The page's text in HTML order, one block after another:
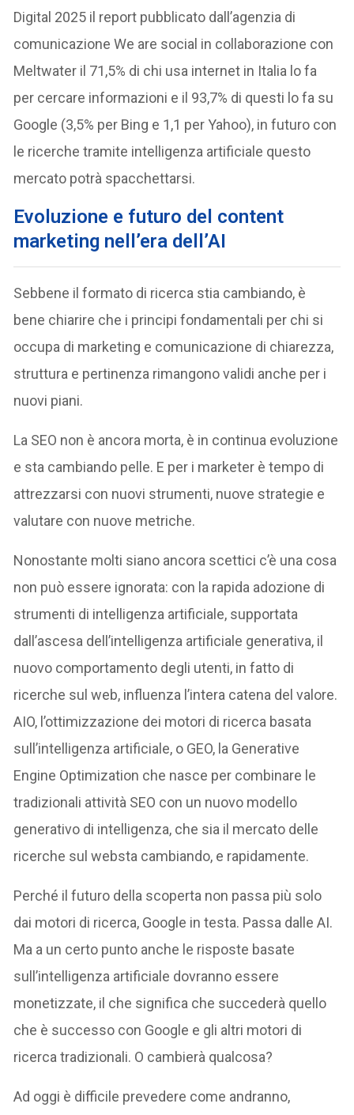
Digital 2025 il report pubblicato dall’agenzia di
comunicazione We are social in collaborazione con
Meltwater il 71,5% di chi usa internet in Italia lo fa
per cercare informazioni e il 93,7% di questi lo fa su
Google (3,5% per Bing e 1,1 per Yahoo), in futuro con
le ricerche tramite intelligenza artificiale questo
mercato potrà spacchettarsi.
Evoluzione e futuro del content
marketing nell’era dell’AI
Sebbene il formato di ricerca stia cambiando, è
bene chiarire che i principi fondamentali per chi si
occupa di marketing e comunicazione di chiarezza,
struttura e pertinenza rimangono validi anche per i
nuovi piani.
La SEO non è ancora morta, è in continua evoluzione
e sta cambiando pelle. E per i marketer è tempo di
attrezzarsi con nuovi strumenti, nuove strategie e
valutare con nuove metriche.
Nonostante molti siano ancora scettici c’è una cosa
non può essere ignorata: con la rapida adozione di
strumenti di intelligenza artificiale, supportata
dall’ascesa dell’intelligenza artificiale generativa, il
nuovo comportamento degli utenti, in fatto di
ricerche sul web, influenza l’intera catena del valore.
AIO, l’ottimizzazione dei motori di ricerca basata
sull’intelligenza artificiale, o GEO, la Generative
Engine Optimization che nasce per combinare le
tradizionali attività SEO con un nuovo modello
generativo di intelligenza, che sia il mercato delle
ricerche sul websta cambiando, e rapidamente.
Perché il futuro della scoperta non passa più solo
dai motori di ricerca, Google in testa. Passa dalle AI.
Ma a un certo punto anche le risposte basate
sull’intelligenza artificiale dovranno essere
monetizzate, il che significa che succederà quello
che è successo con Google e gli altri motori di
ricerca tradizionali. O cambierà qualcosa?
Ad oggi è difficile prevedere come andranno,